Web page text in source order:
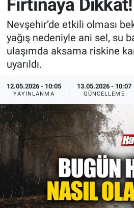
Fırtınaya Dikkat!
Nevşehir’de etkili olması
yağış nedeniyle ani sel, su
ulaşımda aksama riskine
uyarıldı.
12.05.2026 - 10:05
YAYINLANMA
13.05.2026 - 10:07
GÜNCELLEME
Sağlık
Yerel
Genel
Asayiş
İlan - Duyuru- Mesaj
Türkiye Gündemi
Sizden Gelenler
Yaşam
Sağlık
Eğitim
Kültür
3.Sayfa
İlan - Duyuru- Mesaj
Türkiye Gündemi
Sizden Gelenler